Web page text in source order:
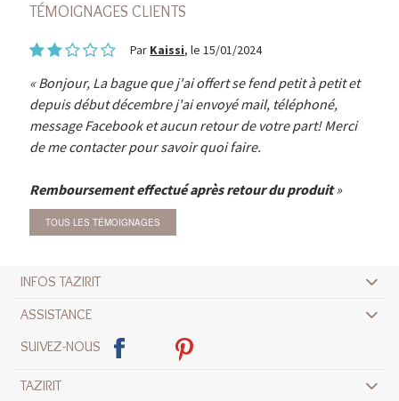
TÉMOIGNAGES CLIENTS
Par Kaissi, le 15/01/2024
Bonjour, La bague que j'ai offert se fend petit à petit et
depuis début décembre j'ai envoyé mail, téléphoné,
message Facebook et aucun retour de votre part! Merci
de me contacter pour savoir quoi faire.
Remboursement effectué après retour du produit
TOUS LES TÉMOIGNAGES
INFOS TAZIRIT
ASSISTANCE
SUIVEZ-NOUS
TAZIRIT